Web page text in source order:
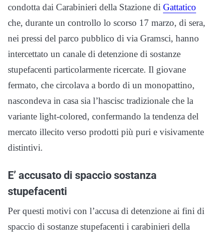
condotta dai Carabinieri della Stazione di Gattatico
che, durante un controllo lo scorso 17 marzo, di sera,
nei pressi del parco pubblico di via Gramsci, hanno
intercettato un canale di detenzione di sostanze
stupefacenti particolarmente ricercate. Il giovane
fermato, che circolava a bordo di un monopattino,
nascondeva in casa sia l’hascisc tradizionale che la
variante light-colored, confermando la tendenza del
mercato illecito verso prodotti più puri e visivamente
distintivi.
E’ accusato di spaccio sostanza
stupefacenti
Per questi motivi con l’accusa di detenzione ai fini di
spaccio di sostanze stupefacenti i carabinieri della